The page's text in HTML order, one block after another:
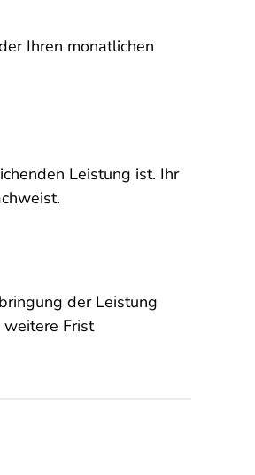
Ihren monatlichen
Leistung ist. Ihr
der Leistung
Frist